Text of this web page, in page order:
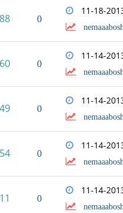
11-18-
0
11-14-
0
11-14-
0
11-14-
0
11-14-
0